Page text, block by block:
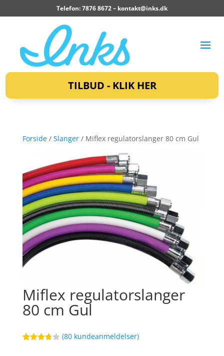
Telefon: 7876 8672 – kontakt@inks.dk
TILBUD - KLIK HER
Forside/ Slanger/ Miflex regulatorslanger 80 cm Gul
Miflex regulatorslanger
80 cm Gul
(80 kundeanmeldelser)